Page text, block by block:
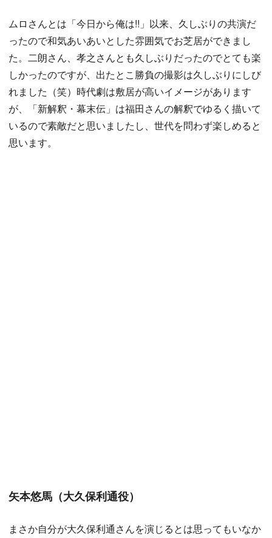
ムロさんとは「今日から俺は!!」以来、久しぶりの共演だ
ったので和気あいあいとした雰囲気でお芝居ができまし
た。二朗さん、孝之さんとも久しぶりだったのでとても楽
しかったのですが、出たとこ勝負の撮影は久しぶりにしび
れました（笑）時代劇は敷居が高いイメージがあります
が、「新解釈・幕末伝」は福田さんの解釈でゆるく描いて
いるので素敵だと思いましたし、世代を問わず楽しめると
思います。
矢本悠馬（大久保利通役）
まさか自分が大久保利通さんを演じるとは思ってもいなか